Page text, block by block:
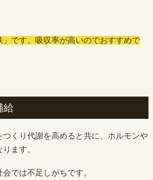
」です。吸収率が高いのでおすすめで
給
つくり代謝を高めると共に、ホルモンや
ます。
では不足しがちです。